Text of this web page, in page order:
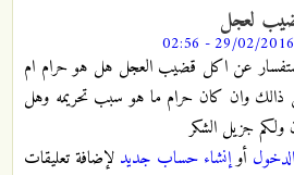
لعجل
استفسار عن اكل قضيب العجل هل هو حرام ام
وان كان حرام ما هو سبب تحريمه وهل
ولكم جزيل الشكر
أوإنشاء حساب جديد لإضافة تعليقات